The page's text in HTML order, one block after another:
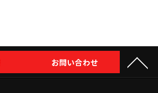
お問い合わせ